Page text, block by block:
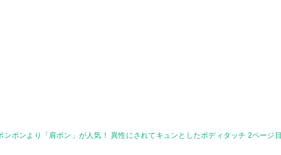
ンポンより「肩ポン」が人気！ 異性にされてキュンとしたボディタッチ 2ページ目